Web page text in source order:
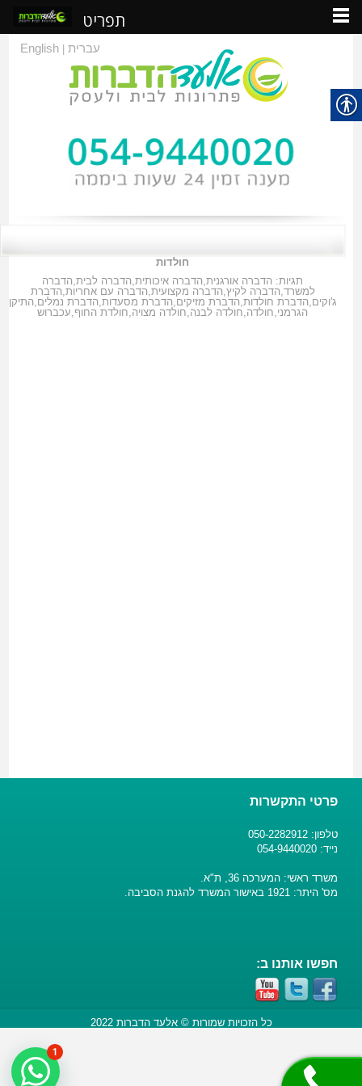
עברית|
English
חולדות
תגיות: הדברה אורגנית,הדברה איכותית,הדברה לבית,הדברה
למשרד,הדברה לקיץ,הדברה מקצועית,הדברה עם אחריות,הדברת
ג'וקים,הדברת חולדות,הדברת מזיקים,הדברת מסעדות,הדברת נמלים,התיקן
הגרמני,חולדה,חולדה לבנה,חולדה מצויה,חולדת החוף,עכברוש
פרטי התקשרות
טלפון: 050-2282912
נייד: 054-9440020
משרד ראשי: המערכה 36, ת"א.
מס' היתר: 1921 באישור המשרד להגנת הסביבה.
חפשו אותנו ב:
כל הזכויות שמורות © אלעד הדברות 2022
1
תפריט